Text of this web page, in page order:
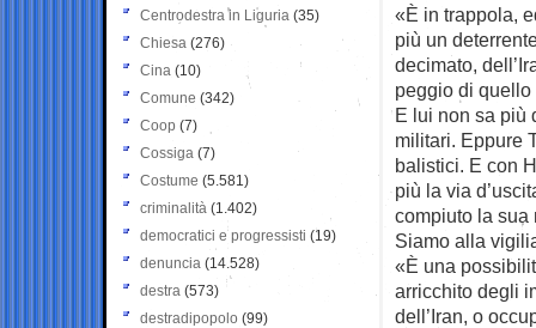
«È in trappola,
più un
decimato,
peggio di
E lui non sa più
militari. Eppure
balistici. E con
più la via
compiuto la sua
Siamo alla
«È una
arricchito degli
dell’Iran, o
Centrodestra in Liguria (35)
Chiesa (276)
Cina (10)
Comune (342)
Coop (7)
Cossiga (7)
Costume (5.581)
criminalità (1.402)
democratici e progressisti (19)
denuncia (14.528)
destra (573)
destradipopolo (99)